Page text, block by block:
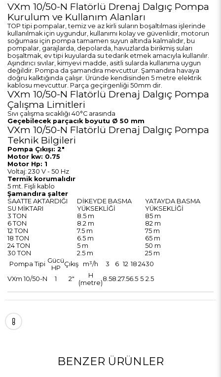
VXm 10/50-N Flatörlü Drenaj Dalgıç Pompa
Kurulum ve Kullanım Alanları
TOP tipi pompalar, temiz ve az kirli suların boşaltılması işlerinde
kullanılmak için uygundur, kullanımı kolay ve güvenlidir, motorun
soğuması için pompa tamamen suyun altında kalmalıdır, bu
pompalar, garajlarda, depolarda, havuzlarda birikmiş suları
boşaltmak, ev tipi kuyularda su tedarik etmek amacıyla kullanılır.
Aşındırıcı sıvılar, kimyevi madde, asitli sularda kullanıma uygun
değildir. Pompa da şamandıra mevcuttur. Şamandıra havaya
doğru kalktığında çalışır. Üründe kendisinden 5 metre elektrik
kablosu mevcuttur. Parça geçirgenliği 50mm dir.
VXm 10/50-N Flatörlü Drenaj Dalgıç Pompa
Çalışma Limitleri
Sıvı çalışma sıcaklığı 40°C arasında
Geçebilecek parçacık boyutu Ø 50 mm
VXm 10/50-N Flatörlü Drenaj Dalgıç Pompa
Teknik Bilgileri
Pompa Çıkışı: 2"
Motor kw: 0.75
Motor Hp: 1
Voltaj: 230 V - 50 Hz
Termik korumalıdır
5 mt. Fişli kablo
Şamandıra şalter
SAATTE AKTARDIĞI
SU MİKTARI
DİKEYDE BASMA
YÜKSEKLİĞİ
YATAYDA BASMA
YÜKSEKLİĞİ
3 TON
8.5 m
85 m
6 TON
8.2 m
82 m
12 TON
7.5 m
75 m
18 TON
6.5 m
65 m
24 TON
5 m
50 m
30 TON
2.5 m
25 m
Pompa Tipi Gücü
HP
Çıkış m³/h 3 6 12 18 2430
VXm 10/50-N
1 2"
H
(metre)
8.58.27.56.5 5 2.5
BENZER ÜRÜNLER